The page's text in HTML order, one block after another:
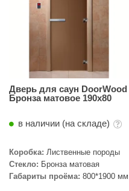
Дверь для саун DoorWood
Бронза матовое 190х80
в наличии (на складе)
Коробка: Лиственные породы
Стекло: Бронза матовая
Габариты проёма: 800*1900 мм